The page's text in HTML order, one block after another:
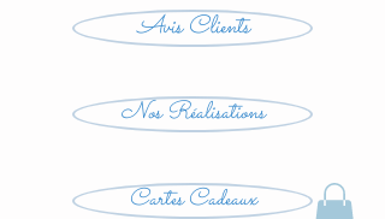
Avis Clients
Nos Réalisations
Cartes Cadeaux